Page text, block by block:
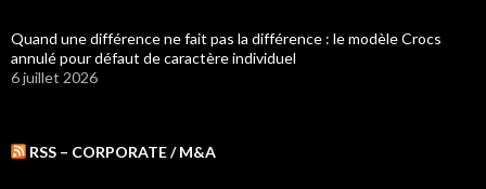
Quand une différence ne fait pas la différence : le modèle Crocs
annulé pour défaut de caractère individuel
6 juillet 2026
RSS – CORPORATE / M&A